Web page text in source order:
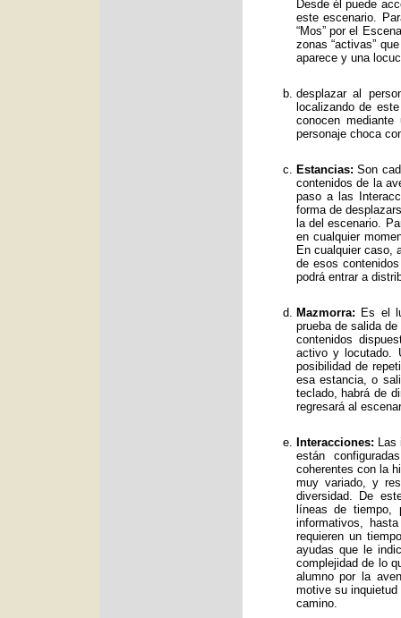
Desde él puede
este escenario.
“Mos” por el
zonas “activas”
aparece y una
desplazar al
localizando de
conocen
personaje choca
Estancias: Son
contenidos de la
paso a las
forma de
la del escenario.
en cualquier
En cualquier caso,
de esos
podrá entrar a
Mazmorra: Es el
prueba de salida
contenidos
activo y locutado.
posibilidad de
esa estancia, o
teclado, habrá de
regresará al
Interacciones: Las
están
coherentes con la
muy variado, y
diversidad. De
líneas de tiempo,
informativos,
requieren un
ayudas que le
complejidad de lo
alumno por la
motive su
camino.